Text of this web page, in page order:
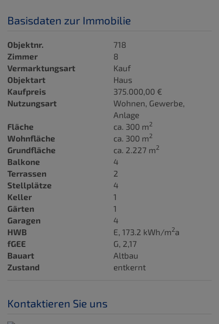
Basisdaten zur Immobilie
Objektnr.
718
Zimmer
8
Vermarktungsart
Kauf
Objektart
Haus
Kaufpreis
375.000,00 €
Nutzungsart
Wohnen Gewerbe
Anlage
Fläche
ca. 300 m2
Wohnfläche ca. 300 m2
Grundfläche ca. 2.227 m2
Balkone
4
Terrassen
2
Stellplätze
4
Keller
1
Gärten
1
Garagen
4
HWB
E, 173.2 kWh/m2a
fGEE
G, 2,17
Bauart
Altbau
Zustand
entkernt
Kontaktieren Sie uns